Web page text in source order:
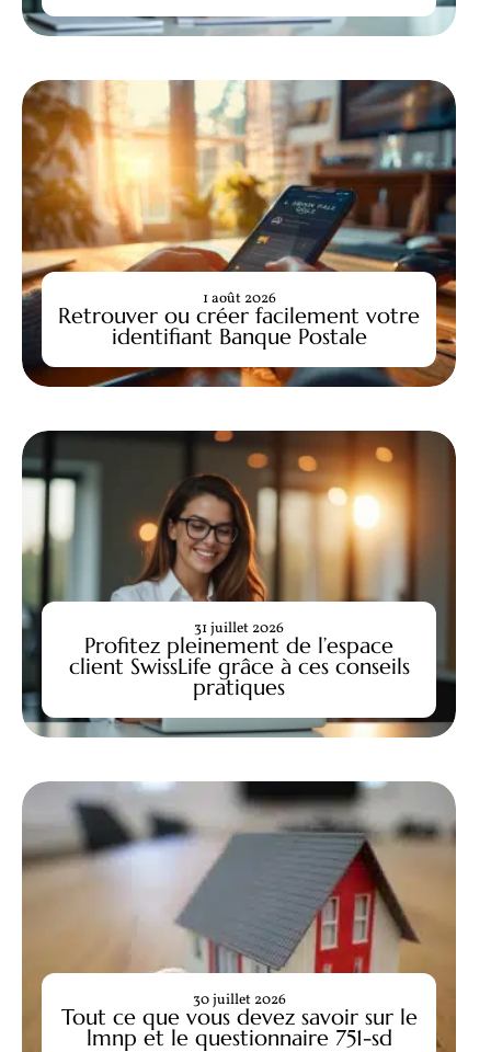
Retrouver ou créer facilement votre
identifiant Banque Postale
1 août 2026
Profitez pleinement de l’espace
client SwissLife grâce à ces conseils
pratiques
31 juillet 2026
Tout ce que vous devez savoir sur le
lmnp et le questionnaire 751-sd
30 juillet 2026